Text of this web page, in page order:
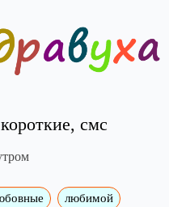
смс
любимой